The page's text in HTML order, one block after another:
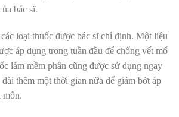
bác sĩ.
loại thuốc được bác sĩ chỉ định. Một liệu
áp dụng trong tuần đầu để chống vết mổ
làm mềm phân cũng được sử dụng ngay
thêm một thời gian nữa để giảm bớt áp
môn.